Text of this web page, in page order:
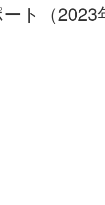
ト（2023